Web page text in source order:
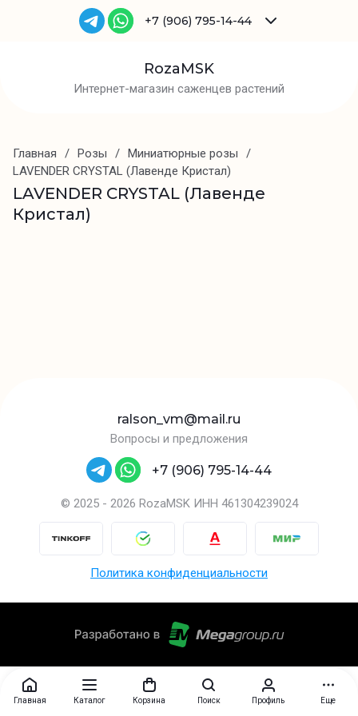
+7 (906) 795-14-44
RozaMSK
Интернет-магазин саженцев растений
Главная / Розы / Миниатюрные розы
/
LAVENDER CRYSTAL (Лавенде Кристал)
LAVENDER CRYSTAL (Лавенде
Кристал)
ralson_vm@mail.ru
Вопросы и предложения
+7 (906) 795-14-44
© 2025 - 2026 RozaMSK ИНН 461304239024
Политика конфиденциальности
Главная Каталог Корзина Поиск Профиль Еще